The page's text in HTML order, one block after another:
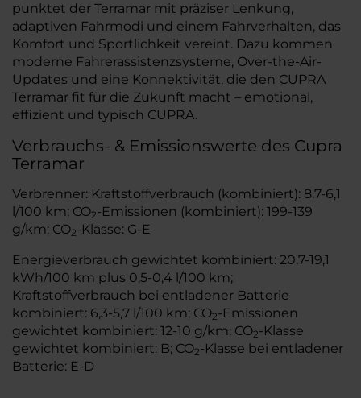
punktet der Terramar mit präziser Lenkung,
adaptiven Fahrmodi und einem Fahrverhalten, das
Komfort und Sportlichkeit vereint. Dazu kommen
moderne Fahrerassistenzsysteme, Over-the-Air-
Updates und eine Konnektivität, die den CUPRA
Terramar fit für die Zukunft macht – emotional,
effizient und typisch CUPRA.
Verbrauchs- & Emissionswerte des Cupra
Terramar
Verbrenner: Kraftstoffverbrauch (kombiniert): 8,7-6,1
l/100 km; CO2-Emissionen (kombiniert): 199-139
g/km; CO2-Klasse: G-E
Energieverbrauch gewichtet kombiniert: 20,7-19,1
kWh/100 km plus 0,5-0,4 l/100 km;
Kraftstoffverbrauch bei entladener Batterie
kombiniert: 6,3-5,7 l/100 km; CO2-Emissionen
gewichtet kombiniert: 12-10 g/km; CO2-Klasse
gewichtet kombiniert: B; CO2-Klasse bei entladener
Batterie: E-D